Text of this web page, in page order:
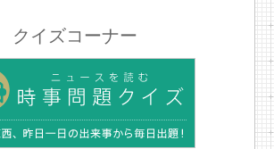
クイズコーナー